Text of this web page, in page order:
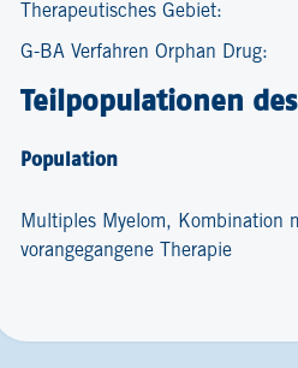
Therapeutisches Gebiet:
G-BA Verfahren Orphan Drug:
Teilpopulationen
Population
Multiples Myelom, Kombination
vorangegangene Therapie